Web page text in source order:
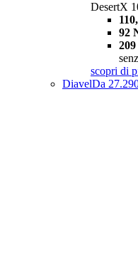
DesertX
92
scopri di
DiavelDa